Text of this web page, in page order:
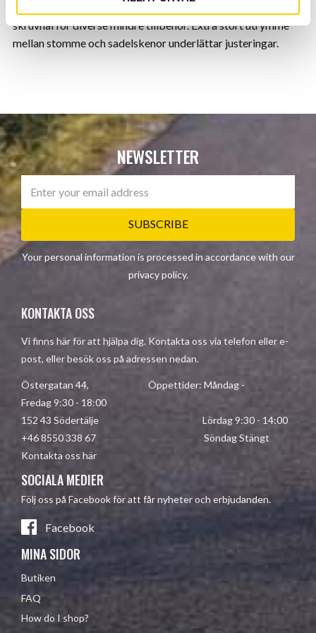
skruvhål för diverse mindre tillbehör. Extra stort utrymme
mellan stomme och sadelskenor underlättar justeringar.
NEWSLETTER
SUBSCRIBE
Your personal information is processed in accordance with our
privacy policy.
KONTAKTA OSS
Vi finns här för att hjälpa dig. Kontakta oss via telefon eller e-
post, eller besök oss på adressen nedan.
Östergatan 44, Öppettider: Måndag -
Fredag 9:30 - 18:00
152 43 Södertälje Lördag 9:30 - 14:00
+46 8550 338 67 Söndag Stängt
Kontakta oss här
SOCIALA MEDIER
Följ oss på Facebook för att får nyheter och erbjudanden.
Facebook
MINA SIDOR
Butiken
FAQ
How do I shop?